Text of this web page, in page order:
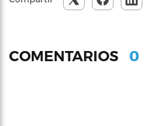
COMENTARIOS 0